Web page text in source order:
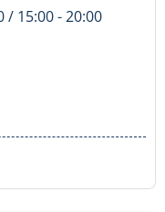
/ 15:00 - 20:00